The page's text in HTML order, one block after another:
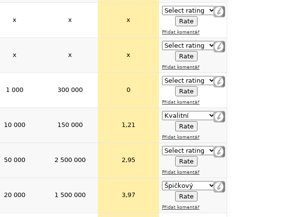
x x x
Přidat komentář
x x x
Přidat komentář
1 000 300 000 0
Přidat komentář
10 000 150 000 1,21
Přidat komentář
50 000 2 500 000 2,95
Přidat komentář
20 000 1 500 000 3,97
Přidat komentář